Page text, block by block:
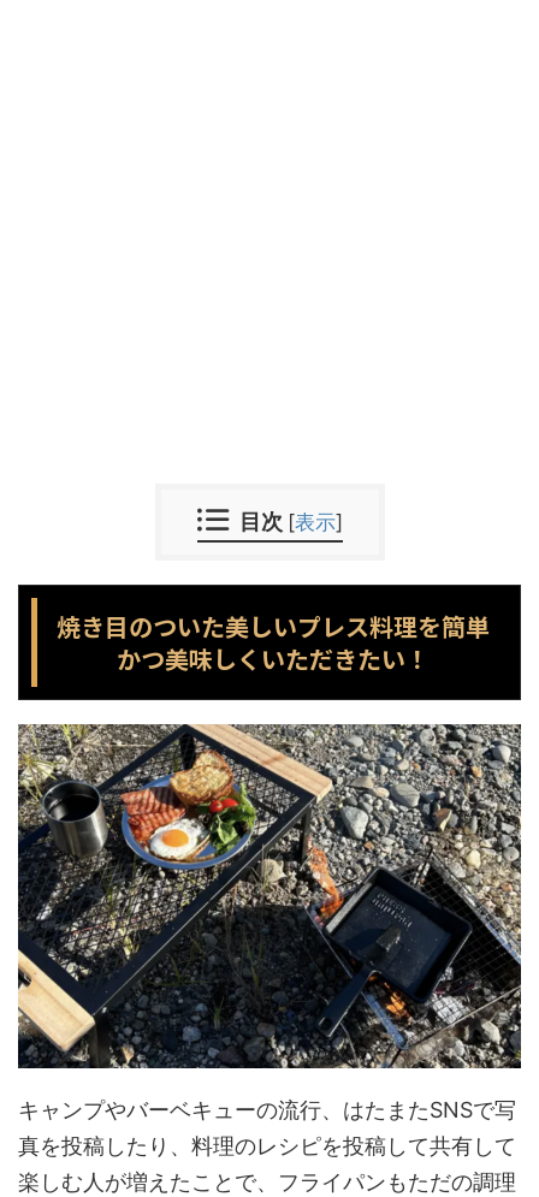
目次 [表示]
焼き目のついた美しいプレス料理を簡単
かつ美味しくいただきたい！
キャンプやバーベキューの流行、はたまたSNSで写
真を投稿したり、料理のレシピを投稿して共有して
楽しむ人が増えたことで、フライパンもただの調理